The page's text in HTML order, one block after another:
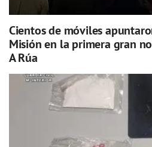
Cientos de móviles
Misión en la primera gran
A Rúa